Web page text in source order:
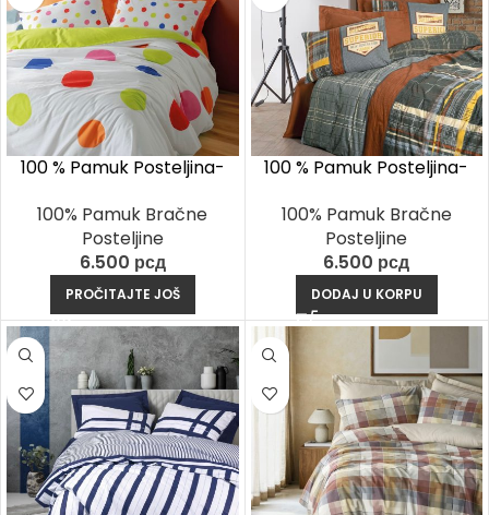
100 % Pamuk Posteljina-
100% Pamuk Bračne
Posteljine
6.500 рсд
PROČITAJTE JOŠ
100 % Pamuk Posteljina-
100% Pamuk Bračne
Posteljine
6.500 рсд
DODAJ U KORPU